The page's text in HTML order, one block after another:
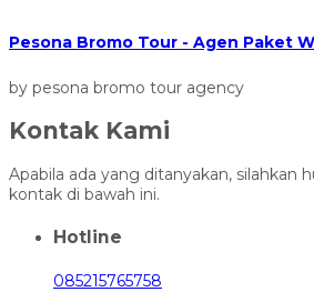
Pesona Bromo Tour - Agen Paket
by pesona bromo tour agency
Kontak Kami
Apabila ada yang ditanyakan, silahkan
kontak di bawah ini.
Hotline
085215765758